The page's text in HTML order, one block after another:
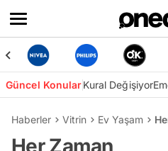
Güncel KonularKural Değişiyor
Haberler Vitrin Ev Yaşam
Her Zaman